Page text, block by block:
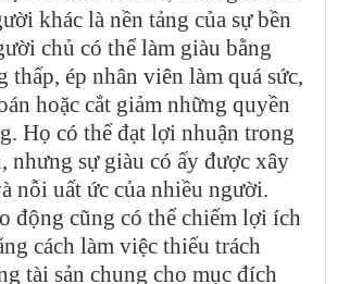
khác là nền tảng của sự bền
chủ có thể làm giàu bằng
thấp, ép nhân viên làm quá sức,
hoặc cắt giảm những quyền
Họ có thể đạt lợi nhuận trong
nhưng sự giàu có ấy được xây
nỗi uất ức của nhiều người.
động cũng có thể chiếm lợi ích
cách làm việc thiếu trách
tài sản chung cho mục đích